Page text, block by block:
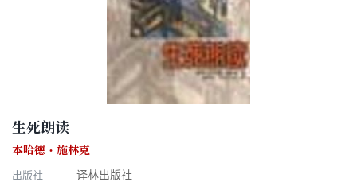
生死朗读
本哈德・施林克
出版社
译林出版社